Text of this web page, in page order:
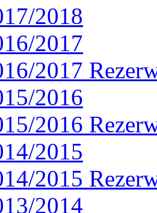
2018
2017
2017
2016
2016
2015
2015
2014